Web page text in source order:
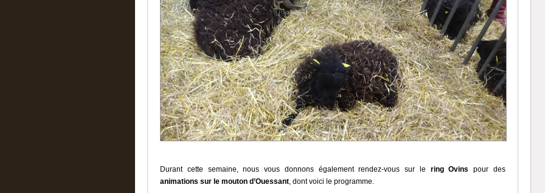
Durant cette semaine, nous vous donnons également rendez-vous sur le ring Ovins
pour des
animations sur le mouton d’Ouessant, dont voici le programme.